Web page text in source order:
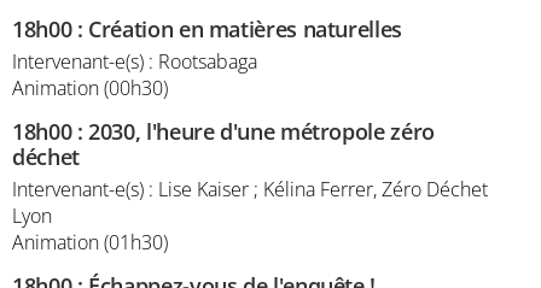
18h00: Création en matières naturelles
Intervenant-e(s) : Rootsabaga
Animation (00h30)
18h00:2030, l'heure d'une métropole zéro
déchet
Intervenant-e(s) : Lise Kaiser ; Kélina Ferrer, Zéro Déchet
Lyon
Animation (01h30)